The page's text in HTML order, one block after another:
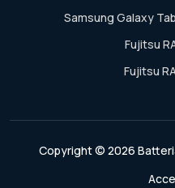
Samsung Galaxy
Fujitsu
Fujitsu
Copyright © 2026